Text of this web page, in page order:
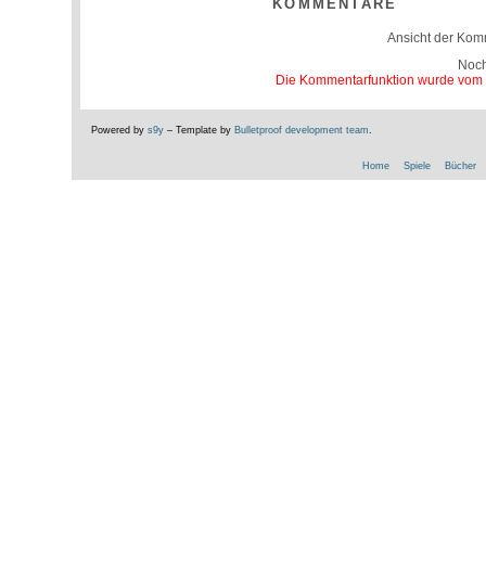
KOMMENTARE
Ansicht der
Die Kommentarfunktion wurde
Powered by s9y– Template by Bulletproof development team
Home Spiele Bücher